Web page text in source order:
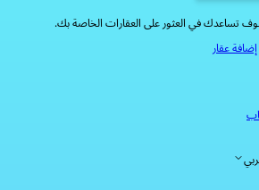
تساعدك في العثور على العقارات الخاصة بك.
إضافة عقار